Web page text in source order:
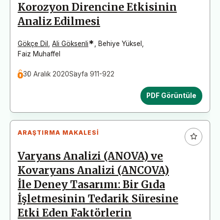
Korozyon Direncine Etkisinin
Analiz Edilmesi
Gökçe Dil Ali Göksenli* Behiye Yüksel
Faiz Muhaffel
30 Aralık 2020Sayfa 911-922
PDF Görüntüle
ARAŞTIRMA MAKALESI
Varyans Analizi (ANOVA) ve
Kovaryans Analizi (ANCOVA)
İle Deney Tasarımı: Bir Gıda
İşletmesinin Tedarik Süresine
Etki Eden Faktörlerin